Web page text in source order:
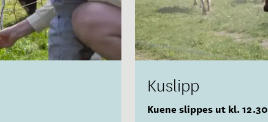
Kuslipp
Kuene slippes ut kl. 12.30